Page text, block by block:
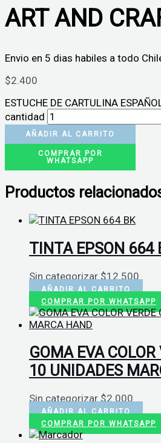
ART AND
Envio en 5 dias habiles a todo
$2.400
ESTUCHE DE CARTULINA
cantidad
AÑADIR AL CARRITO
COMPRAR POR
WHATSAPP
Productos
TINTA EPSON 664
Sin categorizar $12.500
AÑADIR AL CARRITO
COMPRAR POR WHATSAPP
GOMA EVA
10 UNIDADES
Sin categorizar $2.000
AÑADIR AL CARRITO
COMPRAR POR WHATSAPP